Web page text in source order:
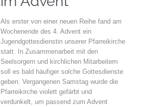
Als erster von einer neuen Reihe fand am
Wochenende des 4. Advent ein
Jugendgottesdienstin unserer Pfarreikirche
statt. In Zusammenarbeit mit den
Seelsorgern und kirchlichen Mitarbeitern
soll es bald häufiger solche Gottesdienste
geben. Vergangenen Samstag wurde die
Pfarreikirche violett gefärbt und
verdunkelt, um passend zum Advent